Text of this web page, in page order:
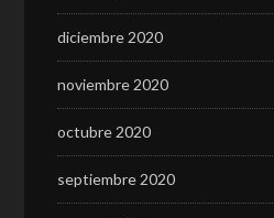
diciembre 2020
noviembre 2020
octubre 2020
septiembre 2020